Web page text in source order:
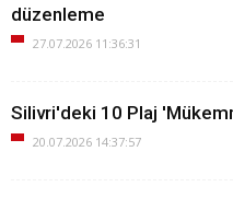
düzenleme
27.07.2026 11:36:31
Silivri'deki 10 Plaj
20.07.2026 14:37:57